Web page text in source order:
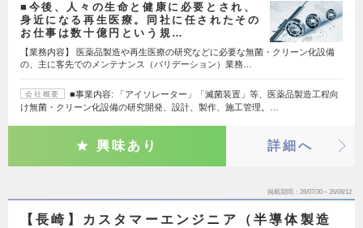
■今後、人々の生命と健康に必要とされ、
身近になる再生医療。同社に任されたその
お仕事は数十億円という規…
【業務内容】 医薬品製造や再生医療の研究などに必要な無菌・クリーン化設備
の、主に客先でのメンテナンス（バリデーション）業務…
会社概要
■事業内容: 「アイソレーター」「滅菌装置」等、医薬品製造工程向
け無菌・クリーン化設備の研究開発、設計、製作、施工管理。…
興味あり 詳細へ
掲載期間 26/07/30～26/08/12
【長崎】カスタマーエンジニア（半導体製造